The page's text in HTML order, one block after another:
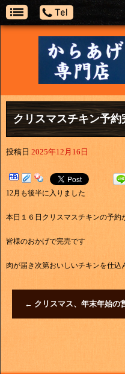
クリスマスチキン予約
投稿日 2025年12月16日
12月も後半に入りました
本日１６日クリスマスチキンの予約
皆様のおかげで完売です
肉が届き次第おいしいチキンを仕込
← クリスマス、年末年始の